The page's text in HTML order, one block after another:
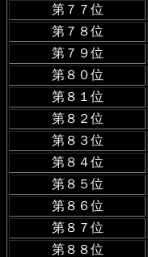
第７７位
第７８位
第７９位
第８０位
第８１位
第８２位
第８３位
第８４位
第８５位
第８６位
第８７位
第８８位